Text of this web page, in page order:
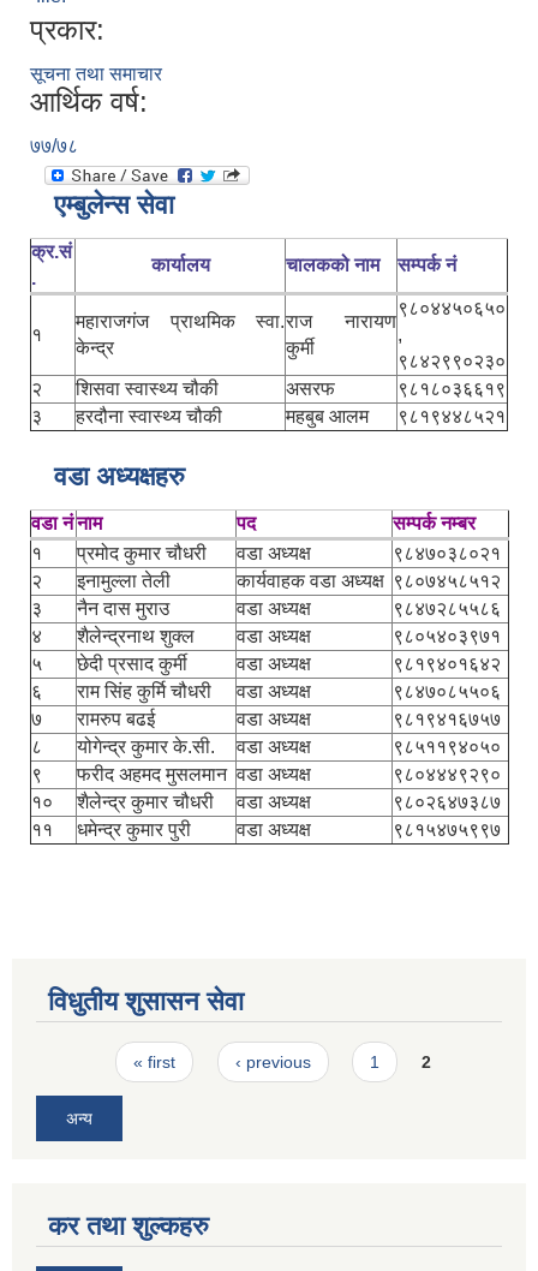
प्रकार:
सूचना तथा समाचार
आर्थिक वर्ष:
७७/७८
एम्बुलेन्स सेवा
क्र.सं
.
कार्यालय चालकको नाम सम्पर्क नं
१
महाराजगंज प्राथमिक स्वा.
केन्द्र
राज नारायण
कुर्मी
९८०४४५०६५०
,
९८४२९९०२३०
२
शिसवा स्वास्थ्य चौकी असरफ
९८१८०३६६१९
३
हरदौना स्वास्थ्य चौकी महबुब आलम ९८१९४४८५२१
वडा अध्यक्षहरु
वडा नंनाम पद
सम्पर्क नम्बर
१
प्रमोद कुमार चौधरी वडा अध्यक्ष
९८४७०३८०२१
२
इनामुल्ला तेली कार्यवाहक वडा अध्यक्ष ९८०७४५८५१२
३
नैन दास मुराउ वडा अध्यक्ष
९८४७२८५५८६
४
शैलेन्द्रनाथ शुक्ल वडा अध्यक्ष
९८०५४०३९७१
५
छेदी प्रसाद कुर्मी वडा अध्यक्ष
९८१९४०१६४२
६
राम सिंह कुर्मि चौधरी वडा अध्यक्ष
९८४७०८५५०६
७
रामरुप बढई वडा अध्यक्ष
९८१९४१६७५७
८
योगेन्द्र कुमार के.सी. वडा अध्यक्ष
९८५११९४०५०
९
फरीद अहमद मुसलमान वडा अध्यक्ष
९८०४४४९२९०
१०
शैलेन्द्र कुमार चौधरी वडा अध्यक्ष
९८०२६४७३८७
११
धमेन्द्र कुमार पुरी वडा अध्यक्ष ९८१५४७५९९७
विधुतीय शुसासन सेवा
Pages« first ‹ previous 1 2
अन्य
कर तथा शुल्कहरु